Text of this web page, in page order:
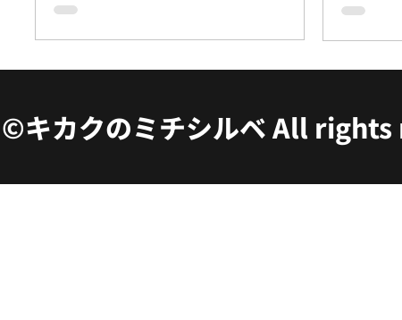
©キカクのミチシルベ All